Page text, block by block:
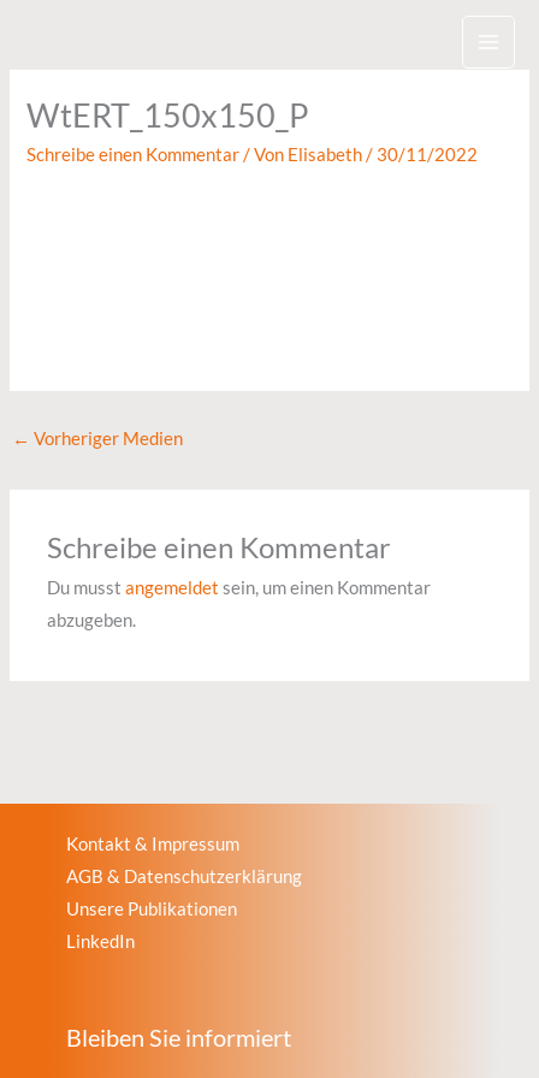
WtERT_150x150_P
Schreibe einen Kommentar / Von Elisabeth/ 30/11/2022
← Vorheriger Medien
Schreibe einen Kommentar
Du musstangemeldet sein, um einen Kommentar
abzugeben.
Kontakt & Impressum
AGB & Datenschutzerklärung
Unsere Publikationen
LinkedIn
Bleiben Sie informiert